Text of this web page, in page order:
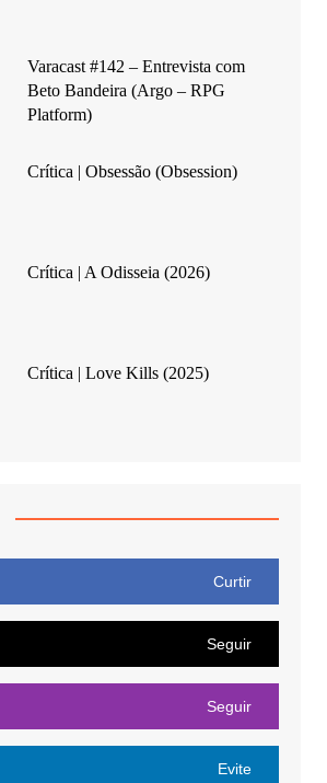
Varacast #142 – Entrevista com
Beto Bandeira (Argo – RPG
Platform)
Crítica | Obsessão (Obsession)
Crítica | A Odisseia (2026)
Crítica | Love Kills (2025)
Curtir
Seguir
Seguir
Evite